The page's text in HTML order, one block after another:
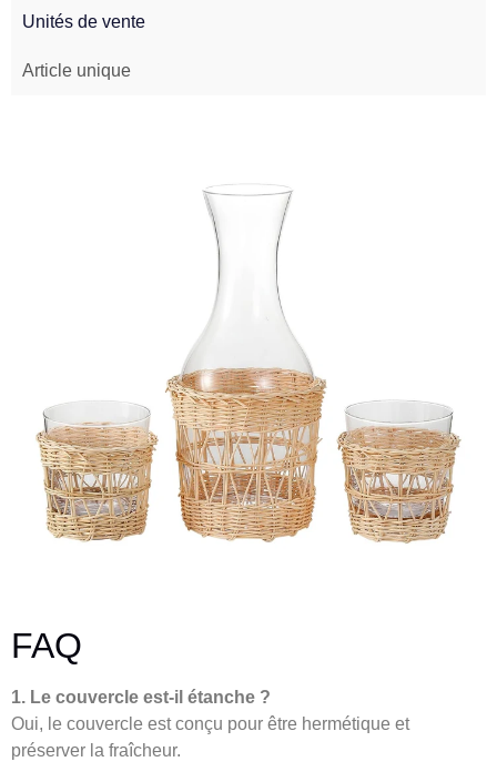
Unités de vente
Article unique
FAQ
1. Le couvercle est-il étanche ?
Oui, le couvercle est conçu pour être hermétique et
préserver la fraîcheur.